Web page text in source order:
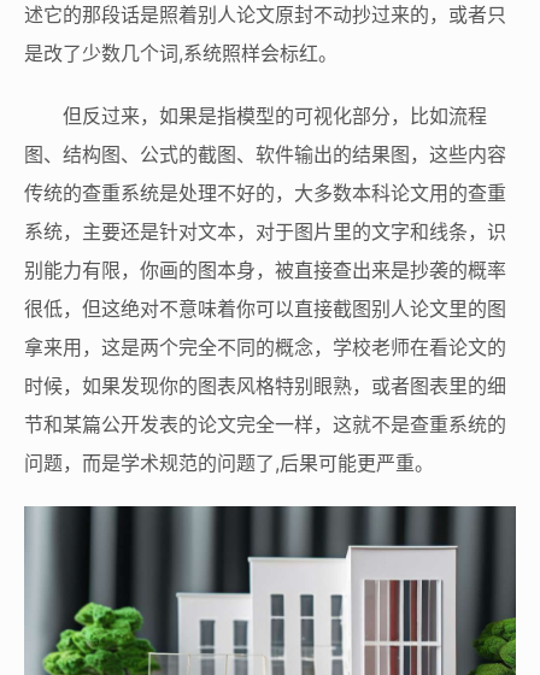
述它的那段话是照着别人论文原封不动抄过来的，或者只
是改了少数几个词,系统照样会标红。
但反过来，如果是指模型的可视化部分，比如流程
图、结构图、公式的截图、软件输出的结果图，这些内容
传统的查重系统是处理不好的，大多数本科论文用的查重
系统，主要还是针对文本，对于图片里的文字和线条，识
别能力有限，你画的图本身，被直接查出来是抄袭的概率
很低，但这绝对不意味着你可以直接截图别人论文里的图
拿来用，这是两个完全不同的概念，学校老师在看论文的
时候，如果发现你的图表风格特别眼熟，或者图表里的细
节和某篇公开发表的论文完全一样，这就不是查重系统的
问题，而是学术规范的问题了,后果可能更严重。